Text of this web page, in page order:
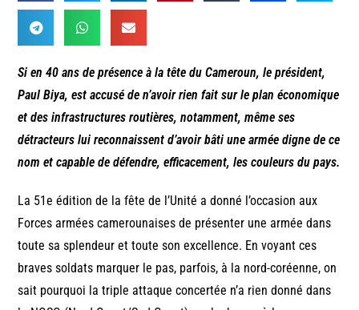
Si en 40 ans de présence à la tête du Cameroun, le président,
Paul Biya, est accusé de n’avoir rien fait sur le plan économique
et des infrastructures routières, notamment, même ses
détracteurs lui reconnaissent d’avoir bâti une armée digne de ce
nom et capable de défendre, efficacement, les couleurs du pays.
La 51e édition de la fête de l’Unité a donné l’occasion aux
Forces armées camerounaises de présenter une armée dans
toute sa splendeur et toute son excellence. En voyant ces
braves soldats marquer le pas, parfois, à la nord-coréenne, on
sait pourquoi la triple attaque concertée n’a rien donné dans